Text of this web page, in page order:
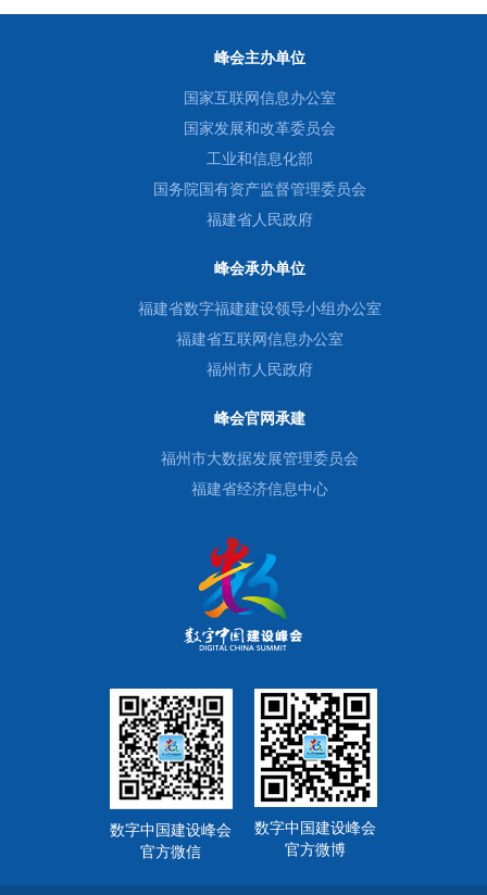
峰会主办单位
国家互联网信息办公室
国家发展和改革委员会
工业和信息化部
国务院国有资产监督管理委员会
福建省人民政府
峰会承办单位
福建省数字福建建设领导小组办公室
福建省互联网信息办公室
福州市人民政府
峰会官网承建
福州市大数据发展管理委员会
福建省经济信息中心
数字中国建设峰会
官方微信
数字中国建设峰会
官方微博